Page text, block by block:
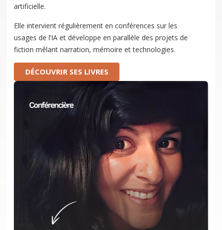
artificielle.
Elle intervient régulièrement en conférences sur les
usages de l’IA et développe en parallèle des projets de
fiction mêlant narration, mémoire et technologies.
DÉCOUVRIR SES LIVRES